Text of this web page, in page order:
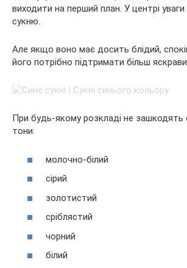
виходити на перший план. У центрі
сукню.
Але якщо воно має досить блідий,
його потрібно підтримати більш
При будь-якому розкладі не зашкодять
тони:
молочно-білий
сірий
золотистий
сріблястий
чорний
білий